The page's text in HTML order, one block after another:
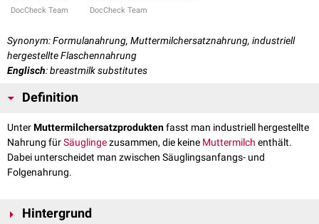
DocCheck Team DocCheck Team
Synonym: Formulanahrung, Muttermilchersatznahrung, industriell
hergestellte Flaschennahrung
Englisch: breastmilk substitutes
Definition
UnterMuttermilchersatzproduktenfasst man industriell hergestellte
Nahrung fürSäuglingezusammen, die keine Muttermilch enthält.
Dabei unterscheidet man zwischen Säuglingsanfangs- und
Folgenahrung.
Hintergrund